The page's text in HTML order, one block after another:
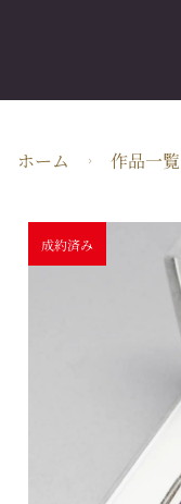
用途別検索
分野別検索
作家検索
株式会社ARTerrace
〒104-0031 東京都中央区
ホーム 作品一覧
成約済み